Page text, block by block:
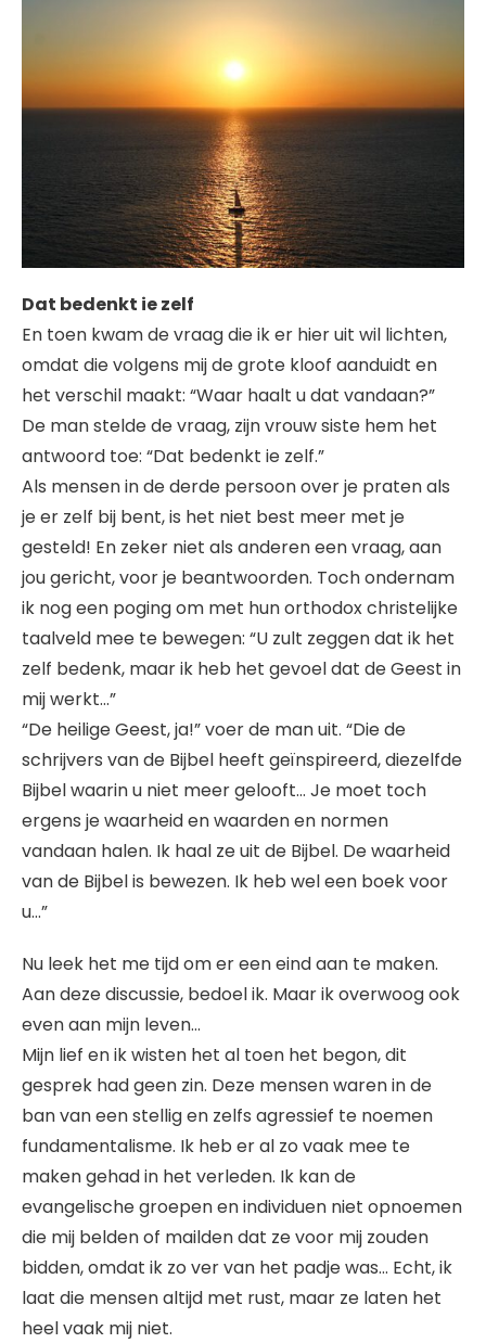
Dat bedenkt ie zelf
En toen kwam de vraag die ik er hier uit wil lichten,
omdat die volgens mij de grote kloof aanduidt en
het verschil maakt: “Waar haalt u dat vandaan?”
De man stelde de vraag, zijn vrouw siste hem het
antwoord toe: “Dat bedenkt ie zelf.”
Als mensen in de derde persoon over je praten als
je er zelf bij bent, is het niet best meer met je
gesteld! En zeker niet als anderen een vraag, aan
jou gericht, voor je beantwoorden. Toch ondernam
ik nog een poging om met hun orthodox christelijke
taalveld mee te bewegen: “U zult zeggen dat ik het
zelf bedenk, maar ik heb het gevoel dat de Geest in
mij werkt…”
“De heilige Geest, ja!” voer de man uit. “Die de
schrijvers van de Bijbel heeft geïnspireerd, diezelfde
Bijbel waarin u niet meer gelooft… Je moet toch
ergens je waarheid en waarden en normen
vandaan halen. Ik haal ze uit de Bijbel. De waarheid
van de Bijbel is bewezen. Ik heb wel een boek voor
u…”
Nu leek het me tijd om er een eind aan te maken.
Aan deze discussie, bedoel ik. Maar ik overwoog ook
even aan mijn leven…
Mijn lief en ik wisten het al toen het begon, dit
gesprek had geen zin. Deze mensen waren in de
ban van een stellig en zelfs agressief te noemen
fundamentalisme. Ik heb er al zo vaak mee te
maken gehad in het verleden. Ik kan de
evangelische groepen en individuen niet opnoemen
die mij belden of mailden dat ze voor mij zouden
bidden, omdat ik zo ver van het padje was… Echt, ik
laat die mensen altijd met rust, maar ze laten het
heel vaak mij niet.